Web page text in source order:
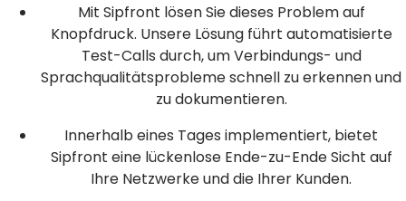
Mit Sipfront lösen Sie dieses Problem auf
Knopfdruck. Unsere Lösung führt automatisierte
Test-Calls durch, um Verbindungs- und
Sprachqualitätsprobleme schnell zu erkennen und
zu dokumentieren.
Innerhalb eines Tages implementiert, bietet
Sipfront eine lückenlose Ende-zu-Ende Sicht auf
Ihre Netzwerke und die Ihrer Kunden.